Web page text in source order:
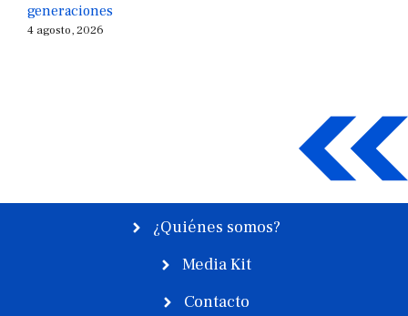
generaciones
4 agosto, 2026
¿Quiénes somos?
Media Kit
Contacto